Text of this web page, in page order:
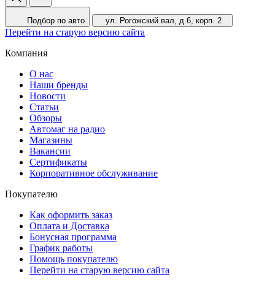
Подбор по авто ул. Рогожский вал, д.6, корп. 2
Перейти на старую версию сайта
Компания
О нас
Наши бренды
Новости
Статьи
Обзоры
Автомаг на радио
Магазины
Вакансии
Сертификаты
Корпоративное обслуживание
Покупателю
Как оформить заказ
Оплата и Доставка
Бонусная программа
График работы
Помощь покупателю
Перейти на старую версию сайта